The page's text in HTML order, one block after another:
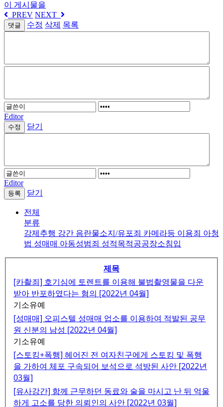
이 게시물을
PREV NEXT
댓글 수정 삭제 목록
Editor
닫기
Editor
닫기
전체
분류
강제추행 강간 음란물소지/유포죄 카메라등 이용죄 아청
법 성매매 아동성범죄 성적목적공공장소침입
제목
[카촬죄] 호기심에 토렌트를 이용해 불법촬영물을 다운
받아 반포하였다는 혐의 [2022년 04월]
기소유예
[성매매] 오피스텔 성매매 업소를 이용하여 적발된 공무
원 신분의 남성 [2022년 04월]
기소유예
[스토킹+폭행] 헤어진 전 여자친구에게 스토킹 및 폭행
을 가하여 체포 구속되어 보석으로 석방된 사안 [2022년
03월]
[유사강간] 함께 근무하던 동료와 술을 마시고 난 뒤 억울
하게 고소를 당한 의뢰인의 사안 [2022년 03월]